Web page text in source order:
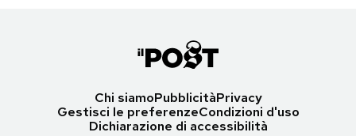
Chi siamoPubblicitàPrivacy
Gestisci le preferenzeCondizioni d'uso
Dichiarazione di accessibilità